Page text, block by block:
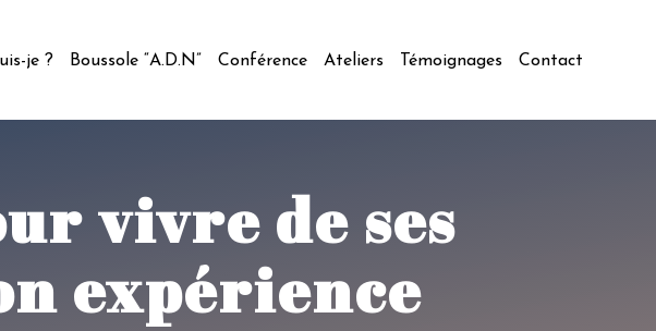
je ? Boussole “A.D.N” Conférence Ateliers Témoignages Contact
vivre de ses
expérience